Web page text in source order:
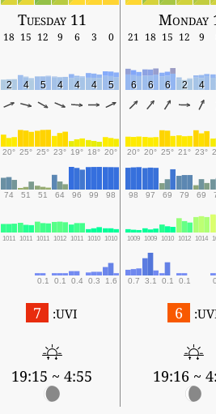
Monday
Tuesday 11
9
12
15
18
21
0
3
6
9
12
15
18
4
2
6
6
6
5
4
4
4
5
4
2
23°
21°
25°
20°
20°
20°
18°
19°
23°
25°
25°
20°
69
79
69
97
98
98
99
96
64
51
51
74
1014
1012
1010
1009
1009
1010
1010
1011
1012
1011
1011
1011
0.1
0.1
3.1
0.7
1.6
0.3
0.4
0.1
0.1
6
UVI:
7
4:55 ~ 19:15